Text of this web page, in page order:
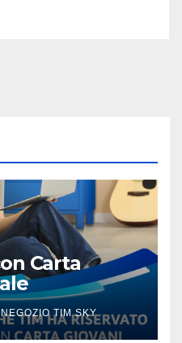
Carta
NEGOZIO TIM SKY